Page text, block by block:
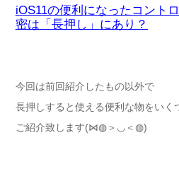
iOS11の便利になったコント
密は「長押し」にあり？
今回は前回紹介したもの以外で
長押しすると使える便利な物をいく
ご紹介致します(⋈◍＞◡＜◍)